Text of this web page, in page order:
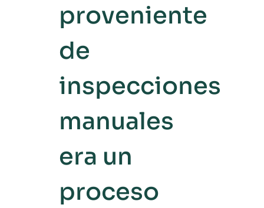
proveniente
de
inspecciones
manuales
era un
proceso